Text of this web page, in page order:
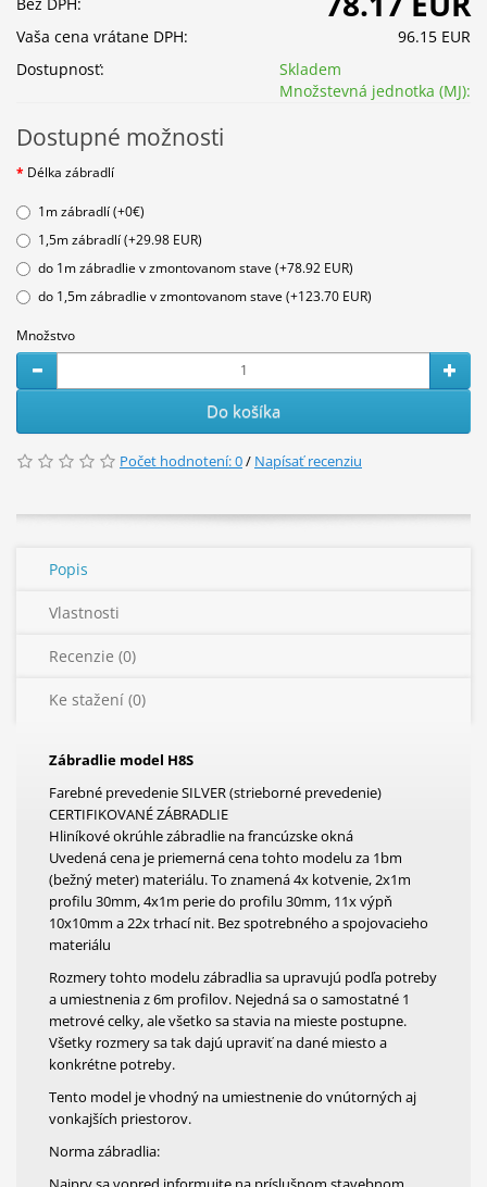
Vaša cena vrátane DPH:
96.15 EUR
Dostupnosť:
Skladem
Množstevná jednotka (MJ):
Dostupné možnosti
Délka zábradlí
1m zábradlí (+0€)
1,5m zábradlí (+29.98 EUR)
do 1m zábradlie v zmontovanom stave (+78.92 EUR)
do 1,5m zábradlie v zmontovanom stave (+123.70 EUR)
Množstvo
Do košíka
Počet hodnotení: 0/ Napísať recenziu
Popis
Vlastnosti
Recenzie (0)
Ke stažení (0)
Zábradlie model H8S
Farebné prevedenie SILVER (strieborné prevedenie)
CERTIFIKOVANÉ ZÁBRADLIE
Hliníkové okrúhle zábradlie na francúzske okná
Uvedená cena je priemerná cena tohto modelu za 1bm
(bežný meter) materiálu. To znamená 4x kotvenie, 2x1m
profilu 30mm, 4x1m perie do profilu 30mm, 11x výpň
10x10mm a 22x trhací nit. Bez spotrebného a spojovacieho
materiálu
Rozmery tohto modelu zábradlia sa upravujú podľa potreby
a umiestnenia z 6m profilov. Nejedná sa o samostatné 1
metrové celky, ale všetko sa stavia na mieste postupne.
Všetky rozmery sa tak dajú upraviť na dané miesto a
konkrétne potreby.
Tento model je vhodný na umiestnenie do vnútorných aj
vonkajších priestorov.
Norma zábradlia: